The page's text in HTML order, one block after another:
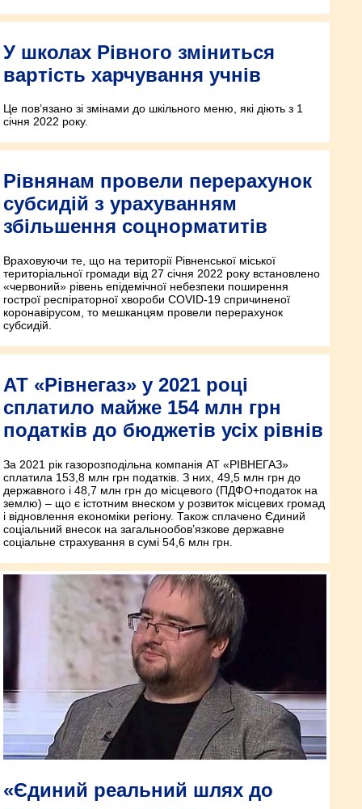
У школах Рівного зміниться
вартість харчування учнів
Це пов’язано зі змінами до шкільного меню, які діють з 1
січня 2022 року.
Рівнянам провели перерахунок
субсидій з урахуванням
збільшення соцнорматитів
Враховуючи те, що на території Рівненської міської
територіальної громади від 27 січня 2022 року встановлено
«червоний» рівень епідемічної небезпеки поширення
гострої респіраторної хвороби COVID-19 спричиненої
коронавірусом, то мешканцям провели перерахунок
субсидій.
АТ «Рівнегаз» у 2021 році
сплатило майже 154 млн грн
податків до бюджетів усіх рівнів
За 2021 рік газорозподільна компанія АТ «РІВНЕГАЗ»
сплатила 153,8 млн грн податків. З них, 49,5 млн грн до
державного і 48,7 млн грн до місцевого (ПДФО+податок на
землю) – що є істотним внеском у розвиток місцевих громад
і відновлення економіки регіону. Також сплачено Єдиний
соціальний внесок на загальнообов’язкове державне
соціальне страхування в сумі 54,6 млн грн.
«Єдиний реальний шлях до